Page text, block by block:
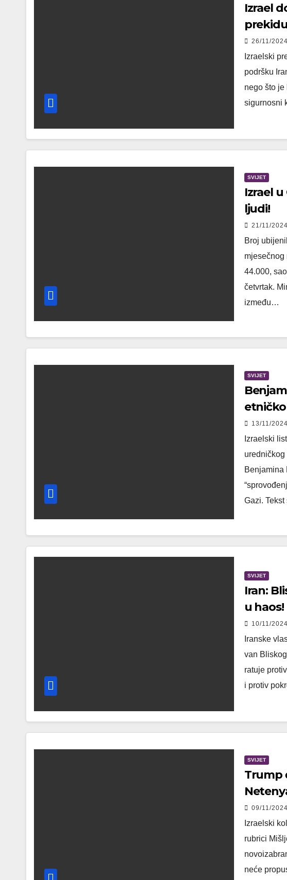
Izrael
26/11/2024
Izraelski
podršku
nego što je
sigurnosni
SVIJET
Izrael
ljudi!
21/11/2024
Broj
mjesečnog
44.000,
četvrtak.
između…
SVIJET
etničko
13/11/2024
Izraelski
uredničkog
Benjamina
Gazi.
SVIJET
Iran:
u haos!
10/11/2024
Iranske
van
ratuje
i protiv
SVIJET
Trump
09/11/2024
Izraelski
rubrici
neće